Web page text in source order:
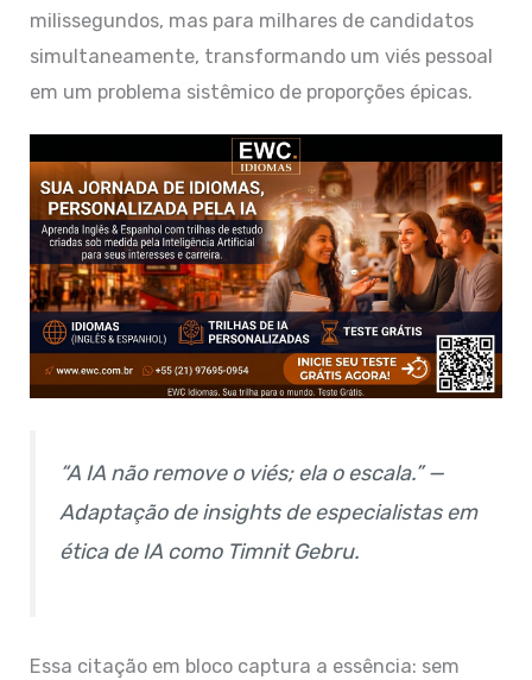
milissegundos, mas para milhares de candidatos
simultaneamente, transformando um viés pessoal
em um problema sistêmico de proporções épicas.
“A IA não remove o viés; ela o escala.” —
Adaptação de insights de especialistas em
ética de IA como Timnit Gebru.
Essa citação em bloco captura a essência: sem